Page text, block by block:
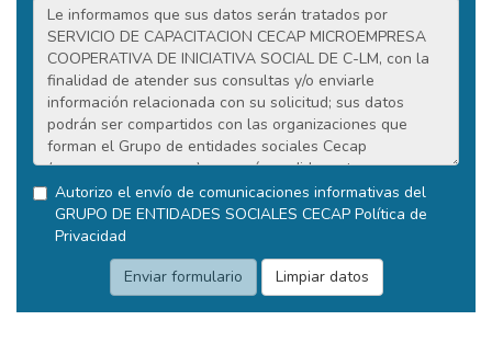
Autorizo el envío de comunicaciones informativas del
GRUPO DE ENTIDADES SOCIALES CECAP Política de
Privacidad